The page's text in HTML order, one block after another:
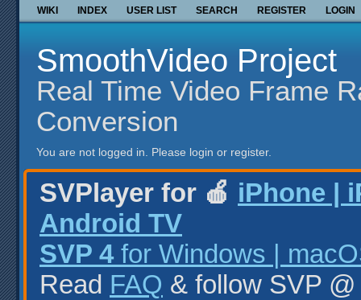
WIKI INDEX USER LIST SEARCH REGISTER LOGIN
SmoothVideo Project
Real Time Video Frame
Conversion
You are not logged in. Please login or register.
SVPlayer for 🍎 iPhone |
Android TV
SVP 4 for Windows |
Read FAQ & follow SVP